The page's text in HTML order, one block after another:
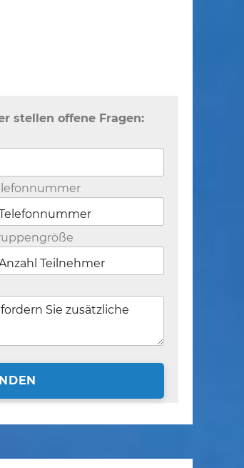
stellen offene Fragen: